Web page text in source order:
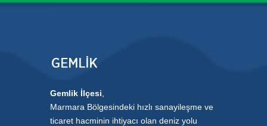
Gemlik İlçesi
Marmara Bölgesindeki hızlı sanayileşme ve
ticaret hacminin ihtiyacı olan deniz yolu